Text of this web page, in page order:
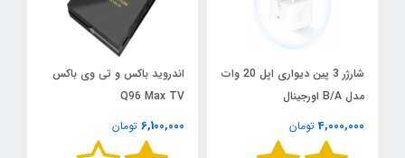
شارژر 3 پین دیواری اپل 20 وات
مدل B/A اورجینال
4,000,000 تومان
اندروید باکس و تی وی باکس
Q96 Max TV
6,100,000 تومان